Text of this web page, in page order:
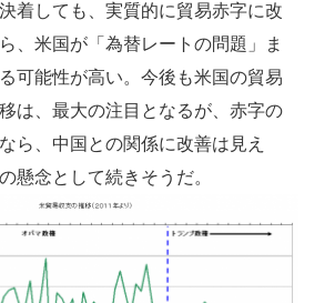
着しても、実質的に貿易赤字に改
、米国が「為替レートの問題」ま
可能性が高い。今後も米国の貿易
は、最大の注目となるが、赤字の
ら、中国との関係に改善は見え
懸念として続きそうだ。